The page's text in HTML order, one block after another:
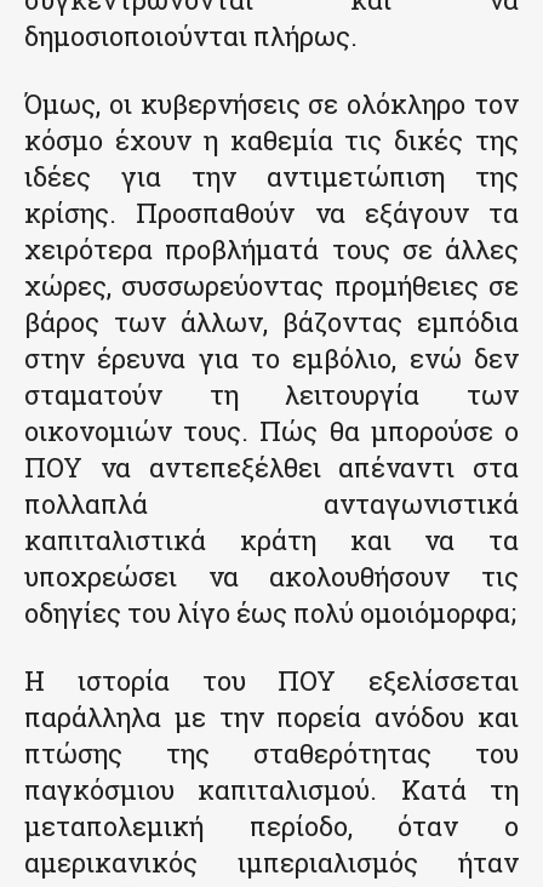
δημοσιοποιούνται πλήρως.
Όμως, οι κυβερνήσεις σε ολόκληρο τον
κόσμο έχουν η καθεμία τις δικές της
ιδέες για την αντιμετώπιση της
κρίσης. Προσπαθούν να εξάγουν τα
χειρότερα προβλήματά τους σε άλλες
χώρες, συσσωρεύοντας προμήθειες σε
βάρος των άλλων, βάζοντας εμπόδια
στην έρευνα για το εμβόλιο, ενώ δεν
σταματούν τη λειτουργία των
οικονομιών τους. Πώς θα μπορούσε ο
ΠΟΥ να αντεπεξέλθει απέναντι στα
πολλαπλά ανταγωνιστικά
καπιταλιστικά κράτη και να τα
υποχρεώσει να ακολουθήσουν τις
οδηγίες του λίγο έως πολύ ομοιόμορφα;
Η ιστορία του ΠΟΥ εξελίσσεται
παράλληλα με την πορεία ανόδου και
πτώσης της σταθερότητας του
παγκόσμιου καπιταλισμού. Κατά τη
μεταπολεμική περίοδο, όταν ο
αμερικανικός ιμπεριαλισμός ήταν